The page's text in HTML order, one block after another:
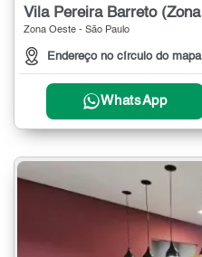
Zona Oeste - São Paulo
Endereço no círculo do mapa
WhatsApp